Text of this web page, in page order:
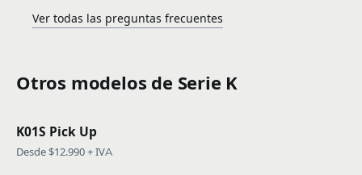
Ver todas las preguntas frecuentes
Otros modelos de Serie K
K01S Pick Up
Desde $12.990 + IVA